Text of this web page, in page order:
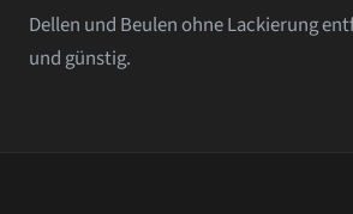
Dellen und Beulen ohne Lackierung
und günstig.